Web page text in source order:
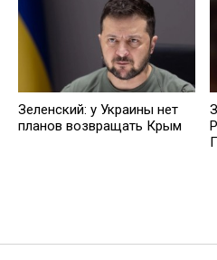
Зеленский: у Украины нет
планов возвращать Крым